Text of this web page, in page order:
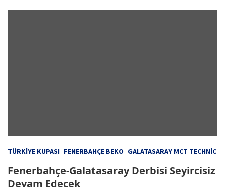
TÜRKIYE KUPASI FENERBAHÇE BEKO GALATASARAY MCT TECHNIC
Fenerbahçe-Galatasaray Derbisi Seyircisiz
Devam Edecek